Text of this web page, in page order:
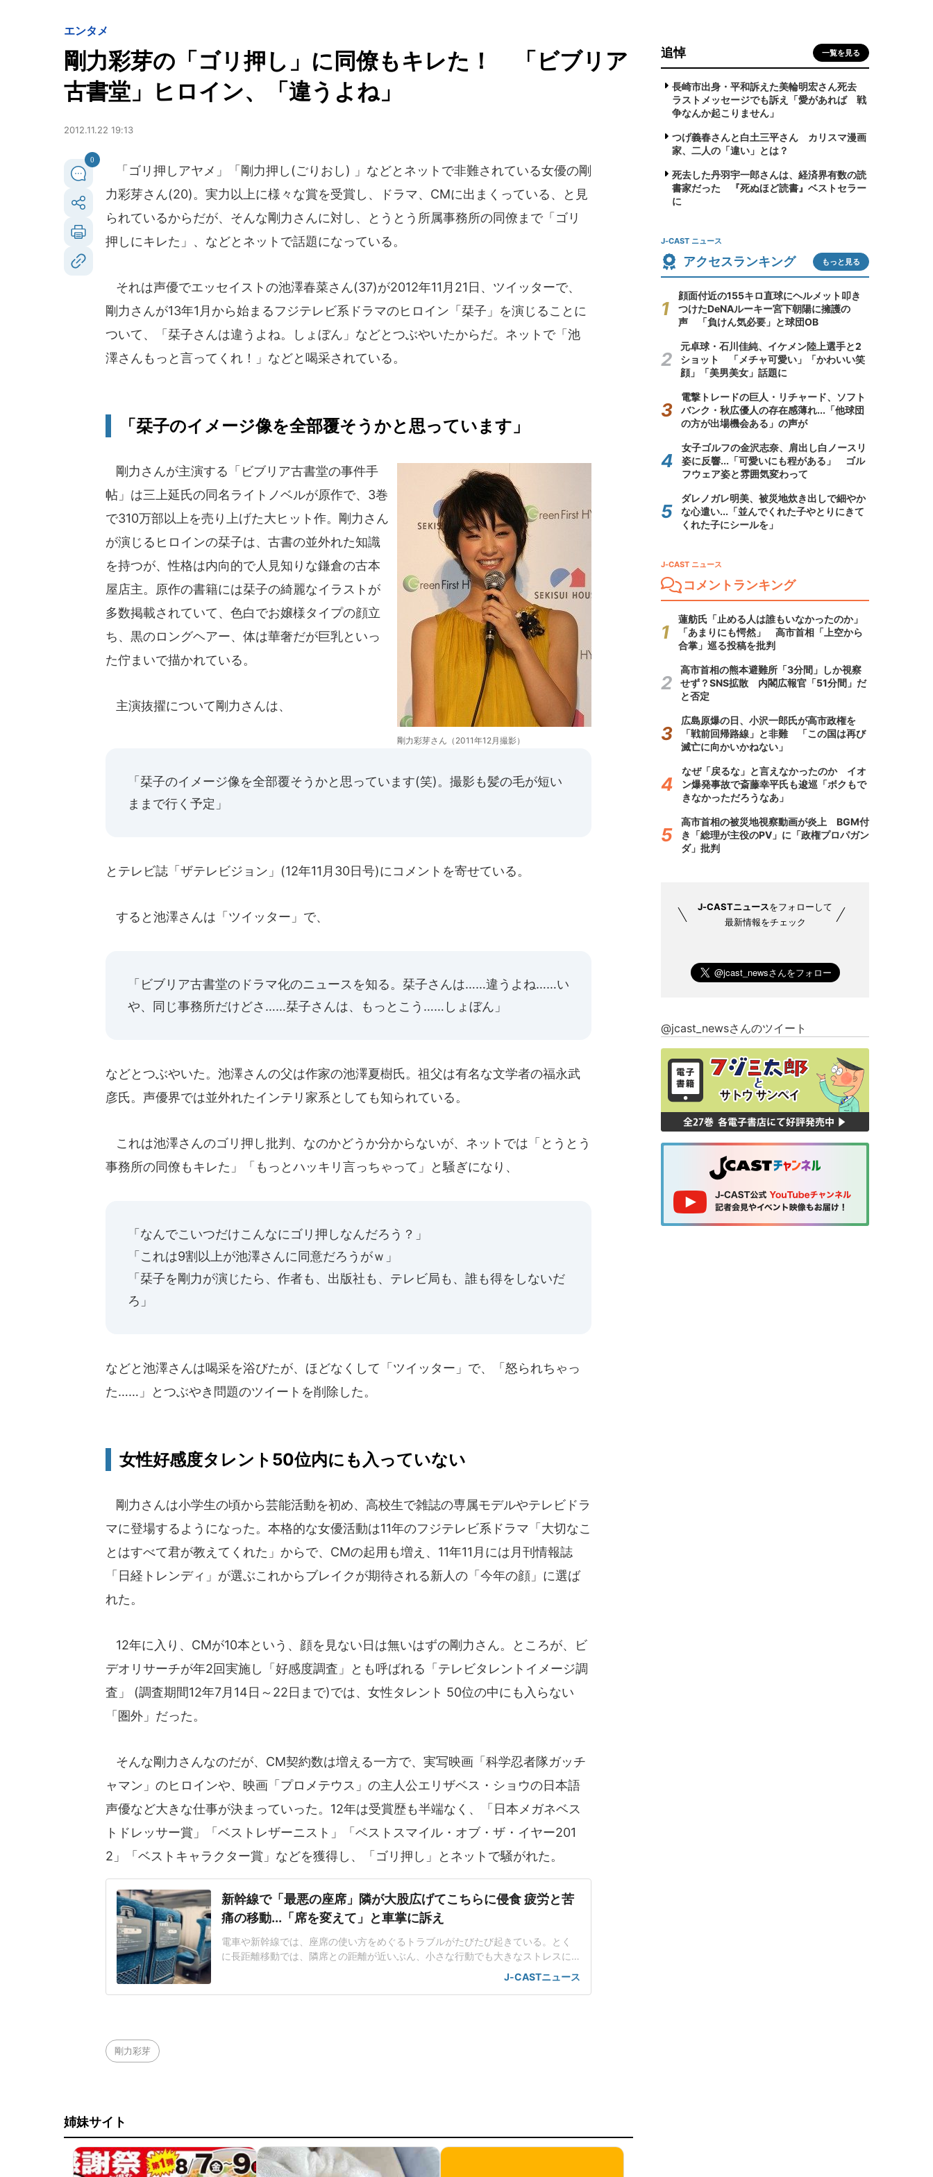
エンタメ
剛力彩芽の「ゴリ押し」に同僚もキレた！ 「ビブリア
古書堂」ヒロイン、「違うよね」
2012.11.22 19:13
0
「ゴリ押しアヤメ」「剛力押し(ごりおし) 」などとネットで非難されている女優の剛
力彩芽さん(20)。実力以上に様々な賞を受賞し、ドラマ、CMに出まくっている、と見
られているからだが、そんな剛力さんに対し、とうとう所属事務所の同僚まで「ゴリ
押しにキレた」、などとネットで話題になっている。
それは声優でエッセイストの池澤春菜さん(37)が2012年11月21日、ツイッターで、
剛力さんが13年1月から始まるフジテレビ系ドラマのヒロイン「栞子」を演じることに
ついて、「栞子さんは違うよね。しょぼん」などとつぶやいたからだ。ネットで「池
澤さんもっと言ってくれ！」などと喝采されている。
「栞子のイメージ像を全部覆そうかと思っています」
剛力彩芽さん（2011年12月撮影）
剛力さんが主演する「ビブリア古書堂の事件手
帖」は三上延氏の同名ライトノベルが原作で、3巻
で310万部以上を売り上げた大ヒット作。剛力さん
が演じるヒロインの栞子は、古書の並外れた知識
を持つが、性格は内向的で人見知りな鎌倉の古本
屋店主。原作の書籍には栞子の綺麗なイラストが
多数掲載されていて、色白でお嬢様タイプの顔立
ち、黒のロングヘアー、体は華奢だが巨乳といっ
た佇まいで描かれている。
主演抜擢について剛力さんは、
「栞子のイメージ像を全部覆そうかと思っています(笑)。撮影も髪の毛が短い
ままで行く予定」
とテレビ誌「ザテレビジョン」(12年11月30日号)にコメントを寄せている。
すると池澤さんは「ツイッター」で、
「ビブリア古書堂のドラマ化のニュースを知る。栞子さんは……違うよね……い
や、同じ事務所だけどさ……栞子さんは、もっとこう……しょぼん」
などとつぶやいた。池澤さんの父は作家の池澤夏樹氏。祖父は有名な文学者の福永武
彦氏。声優界では並外れたインテリ家系としても知られている。
これは池澤さんのゴリ押し批判、なのかどうか分からないが、ネットでは「とうとう
事務所の同僚もキレた」「もっとハッキリ言っちゃって」と騒ぎになり、
「なんでこいつだけこんなにゴリ押しなんだろう？」
「これは9割以上が池澤さんに同意だろうがｗ」
「栞子を剛力が演じたら、作者も、出版社も、テレビ局も、誰も得をしないだ
ろ」
などと池澤さんは喝采を浴びたが、ほどなくして「ツイッター」で、「怒られちゃっ
た……」とつぶやき問題のツイートを削除した。
女性好感度タレント50位内にも入っていない
剛力さんは小学生の頃から芸能活動を初め、高校生で雑誌の専属モデルやテレビドラ
マに登場するようになった。本格的な女優活動は11年のフジテレビ系ドラマ「大切なこ
とはすべて君が教えてくれた」からで、CMの起用も増え、11年11月には月刊情報誌
「日経トレンディ」が選ぶこれからブレイクが期待される新人の「今年の顔」に選ば
れた。
12年に入り、CMが10本という、顔を見ない日は無いはずの剛力さん。ところが、ビ
デオリサーチが年2回実施し「好感度調査」とも呼ばれる「テレビタレントイメージ調
査」 (調査期間12年7月14日～22日まで)では、女性タレント 50位の中にも入らない
「圏外」だった。
そんな剛力さんなのだが、CM契約数は増える一方で、実写映画「科学忍者隊ガッチ
ャマン」のヒロインや、映画「プロメテウス」の主人公エリザベス・ショウの日本語
声優など大きな仕事が決まっていった。12年は受賞歴も半端なく、「日本メガネベス
トドレッサー賞」「ベストレザーニスト」「ベストスマイル・オブ・ザ・イヤー201
2」「ベストキャラクター賞」などを獲得し、「ゴリ押し」とネットで騒がれた。
新幹線で「最悪の座席」隣が大股広げてこちらに侵食 疲労と苦
痛の移動...「席を変えて」と車掌に訴え
電車や新幹線では、座席の使い方をめぐるトラブルがたびたび起きている。とく
に長距離移動では、隣席との距離が近いぶん、小さな行動でも大きなストレスに
つながることがある。都内在住の中村彩名さん(仮名・30代)は、関西方面から東
京に向かう新幹線で、思わぬ出来事に直面した。不自然な姿勢で移動する羽目に
J-CASTニュース
剛力彩芽
姉妹サイト
追悼 一覧を見る
長崎市出身・平和訴えた美輪明宏さん死去
ラストメッセージでも訴え「愛があれば 戦
争なんか起こりません」
つげ義春さんと白土三平さん カリスマ漫画
家、二人の「違い」とは？
死去した丹羽宇一郎さんは、経済界有数の読
書家だった 『死ぬほど読書』ベストセラー
に
J-CAST ニュース
アクセスランキング もっと見る
顔面付近の155キロ直球にヘルメット叩き
つけたDeNAルーキー宮下朝陽に擁護の
声 「負けん気必要」と球団OB
元卓球・石川佳純、イケメン陸上選手と2
ショット 「メチャ可愛い」「かわいい笑
顔」「美男美女」話題に
電撃トレードの巨人・リチャード、ソフト
バンク・秋広優人の存在感薄れ...「他球団
の方が出場機会ある」の声が
女子ゴルフの金沢志奈、肩出し白ノースリ
姿に反響...「可愛いにも程がある」 ゴル
フウェア姿と雰囲気変わって
ダレノガレ明美、被災地炊き出しで細やか
な心遣い...「並んでくれた子やとりにきて
くれた子にシールを」
J-CAST ニュース
コメントランキング
蓮舫氏「止める人は誰もいなかったのか」
「あまりにも愕然」 高市首相「上空から
合掌」巡る投稿を批判
高市首相の熊本避難所「3分間」しか視察
せず？SNS拡散 内閣広報官「51分間」だ
と否定
広島原爆の日、小沢一郎氏が高市政権を
「戦前回帰路線」と非難 「この国は再び
滅亡に向かいかねない」
なぜ「戻るな」と言えなかったのか イオ
ン爆発事故で斎藤幸平氏も逡巡「ボクもで
きなかっただろうなあ」
高市首相の被災地視察動画が炎上 BGM付
き「総理が主役のPV」に「政権プロパガン
ダ」批判
J-CASTニュースをフォローして
最新情報をチェック
@jcast_newsさんのツイート